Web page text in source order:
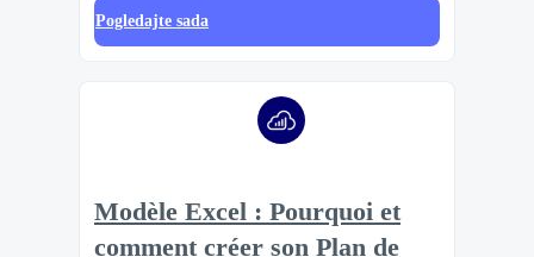
Pogledajte sada
Modèle Excel : Pourquoi et
comment créer son Plan de